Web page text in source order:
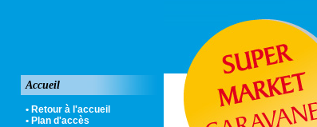
Accueil
• Retour à l'accueil
• Plan d'accès